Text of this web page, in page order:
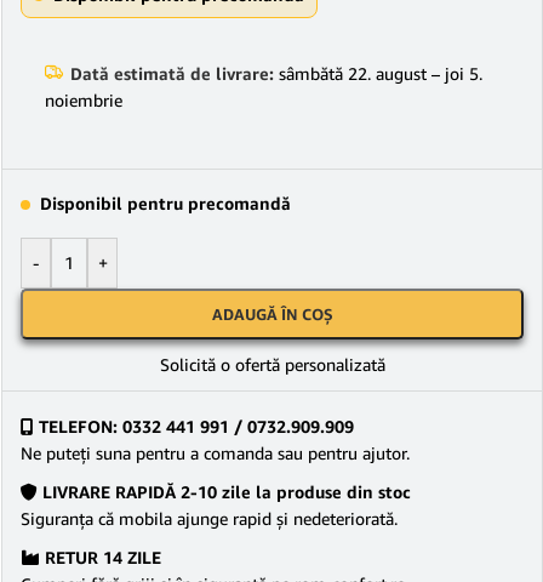
Dată estimată de livrare: sâmbătă 22. august – joi 5.
noiembrie
Disponibil pentru precomandă
- +
ADAUGĂ ÎN COȘ
Solicită o ofertă personalizată
TELEFON: 0332 441 991 / 0732.909.909
Ne puteţi suna pentru a comanda sau pentru ajutor.
LIVRARE RAPIDĂ 2-10 zile la produse din stoc
Siguranţa că mobila ajunge rapid şi nedeteriorată.
RETUR 14 ZILE